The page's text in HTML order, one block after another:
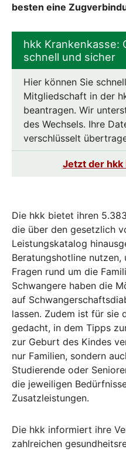
besten eine
hkk Krankenkasse:
schnell und sicher
Hier können Sie
Mitgliedschaft in der
beantragen. Wir
des Wechsels. Ihre
verschlüsselt
Jetzt der hkk
Die hkk bietet ihren
die über den gesetzlich
Leistungskatalog
Beratungshotline
Fragen rund um die
Schwangere haben die
auf
lassen. Zudem ist für sie
gedacht, in dem Tipps
zur Geburt des Kindes
nur Familien, sondern
Studierende oder
die jeweiligen
Zusatzleistungen.
Die hkk informiert ihre
zahlreichen